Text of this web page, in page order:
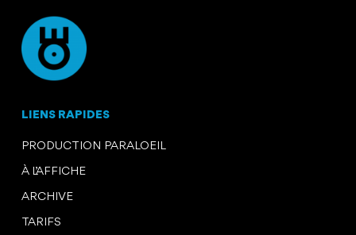
LIENS RAPIDES
PRODUCTION PARALOEIL
À L’AFFICHE
ARCHIVE
TARIFS